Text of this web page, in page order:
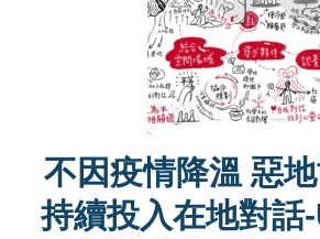
不因疫情降溫 惡
持續投入在地對話